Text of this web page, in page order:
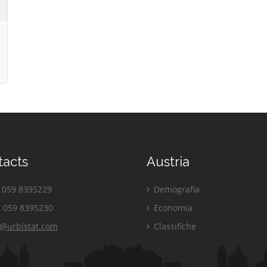
8395229
8395230
Austria
Demografia
Economia
Classifiche